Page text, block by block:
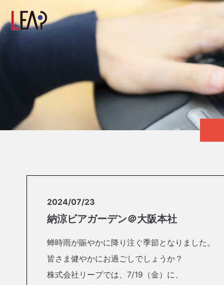
2024/07/23
納涼ビアガーデン＠大阪本社
蝉時雨が賑やかに降り注ぐ季節となりました。
皆さま健やかにお過ごしでしょうか？
株式会社リープでは、7/19（金）に、